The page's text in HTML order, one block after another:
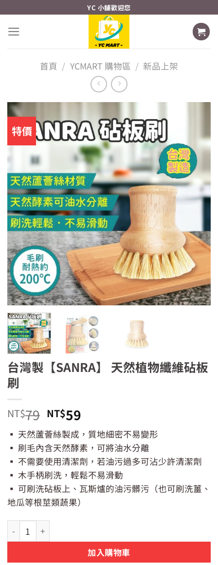
content
YC 小舖歡迎您
首頁 / YCMART 購物區 / 新品上架
特價
台灣製【SANRA】 天然植物纖維砧板
刷
NT$79 原
始
價
格：
NT$79。
NT$59目
前
價
格：
NT$59。
▪ 天然蘆薈絲製成，質地細密不易變形
▪ 刷毛內含天然酵素，可將油水分離
▪ 不需要使用清潔劑，若油污過多可沾少許清潔劑
▪ 木手柄刷洗，輕鬆不易滑動
▪ 可刷洗砧板上、瓦斯爐的油污髒污（也可刷洗薑、
地瓜等根莖類蔬果）
台灣製【SANRA】 天然植物纖維砧板刷 數量
加入購物車